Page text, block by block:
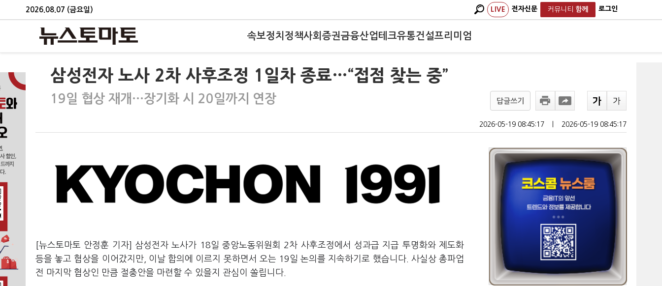
2026.08.07 (금요일) LIVE 전자신문 커뮤니티 함께 로그인
속보정치 정책사회 증권금융산업테크유통건설프리미엄
삼성전자 노사 2차 사후조정 1일차 종료…“접점 찾는 중”
19일 협상 재개…장기화 시 20일까지 연장 답글쓰기
2026-05-19 08:45:17 2026-05-19 08:45:17
[뉴스토마토 안정훈 기자] 삼성전자 노사가 18일 중앙노동위원회 2차 사후조정에서 성과급 지급 투명화와 제도화
등을 놓고 협상을 이어갔지만, 이날 합의에 이르지 못하면서 오는 19일 논의를 지속하기로 했습니다. 사실상 총파업
전 마지막 협상인 만큼 절충안을 마련할 수 있을지 관심이 쏠립니다.